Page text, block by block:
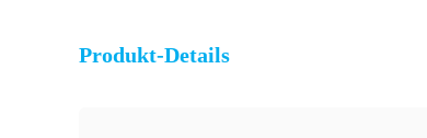
Produkt-Details